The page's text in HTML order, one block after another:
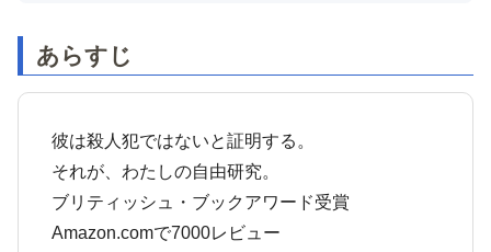
あらすじ
彼は殺人犯ではないと証明する。
それが、わたしの自由研究。
ブリティッシュ・ブックアワード受賞
Amazon.comで7000レビュー